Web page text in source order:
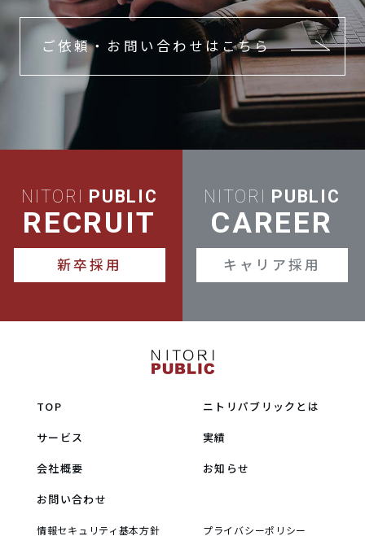
ご依頼・お問い合わせはこちら
NITORI PUBLIC
RECRUIT
新卒採用
NITORI PUBLIC
CAREER
キャリア採用
TOP
ニトリパブリックとは
サービス
実績
会社概要
お知らせ
お問い合わせ
情報セキュリティ基本方針 プライバシーポリシー